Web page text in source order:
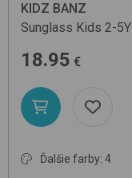
KIDZ BANZ
Sunglass Kids 2-5Y
18.95 €
Ďalšie farby: 4